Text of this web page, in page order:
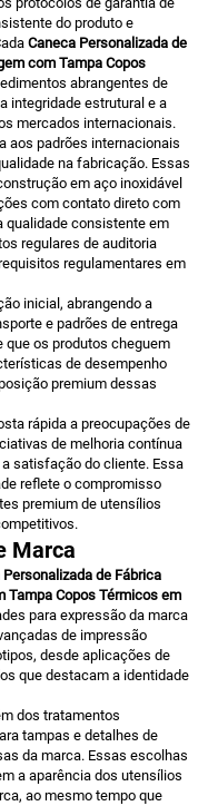
do produto e
Caneca Personalizada de
com Tampa Copos
abrangentes de
integridade estrutural e a
mercados internacionais.
aos padrões internacionais
na fabricação. Essas
em aço inoxidável
com contato direto com
qualidade consistente em
regulares de auditoria
regulamentares em
inicial, abrangendo a
e padrões de entrega
que os produtos cheguem
de desempenho
premium dessas
rápida a preocupações de
de melhoria contínua
satisfação do cliente. Essa
reflete o compromisso
premium de utensílios
Marca
Personalizada de Fábrica
Tampa Copos Térmicos em
para expressão da marca
de impressão
desde aplicações de
que destacam a identidade
dos tratamentos
tampas e detalhes de
da marca. Essas escolhas
a aparência dos utensílios
ao mesmo tempo que